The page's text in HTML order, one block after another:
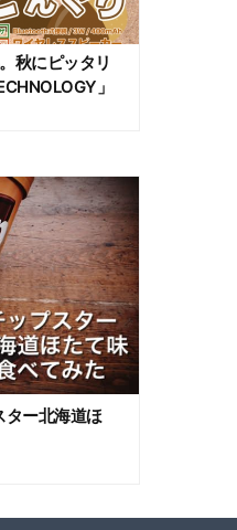
秋にピッタリ
」
ター北海道ほ